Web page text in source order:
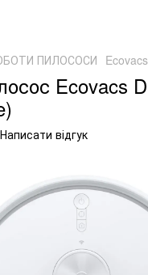
ПИЛОСОСИ Ecovacs
Ecovacs
Написати відгук